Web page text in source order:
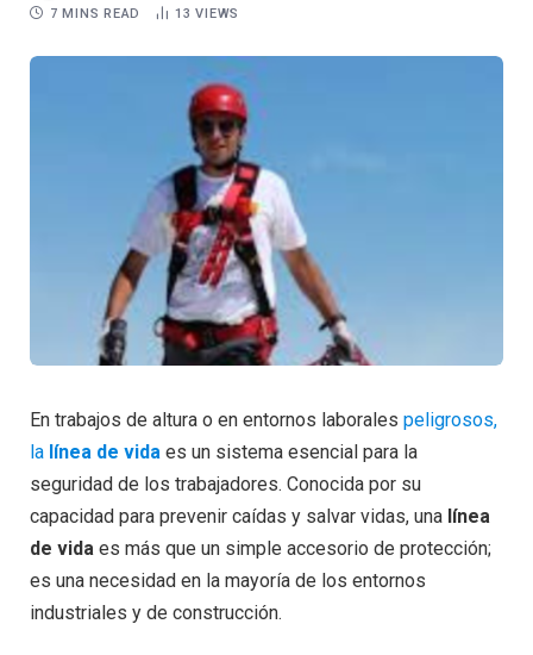
7 MINS READ 13VIEWS
En trabajos de altura o en entornos laborales peligrosos,
la línea de vida es un sistema esencial para la
seguridad de los trabajadores. Conocida por su
capacidad para prevenir caídas y salvar vidas, una línea
de vida es más que un simple accesorio de protección;
es una necesidad en la mayoría de los entornos
industriales y de construcción.